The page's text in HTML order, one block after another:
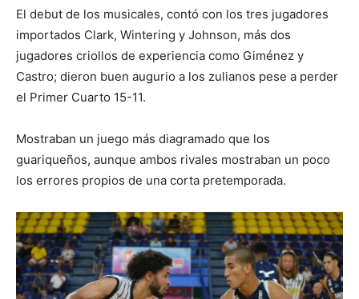
El debut de los musicales, contó con los tres jugadores
importados Clark, Wintering y Johnson, más dos
jugadores criollos de experiencia como Giménez y
Castro; dieron buen augurio a los zulianos pese a perder
el Primer Cuarto 15-11.
Mostraban un juego más diagramado que los
guariqueños, aunque ambos rivales mostraban un poco
los errores propios de una corta pretemporada.